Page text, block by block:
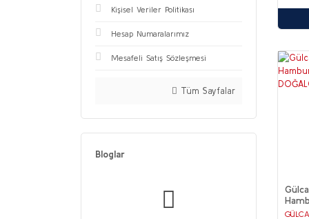
Kişisel Veriler Politikası
Hesap Numaralarımız
Mesafeli Satış Sözleşmesi
Tüm Sayfalar
Bloglar
LPG-